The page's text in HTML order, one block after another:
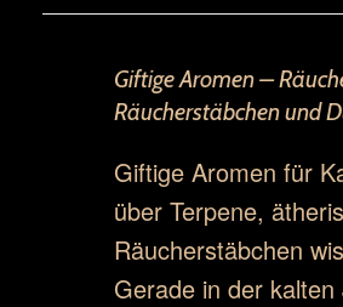
Giftige Aromen –
Räucherstäbchen und
Giftige Aromen für
über Terpene,
Räucherstäbchen
Gerade in der